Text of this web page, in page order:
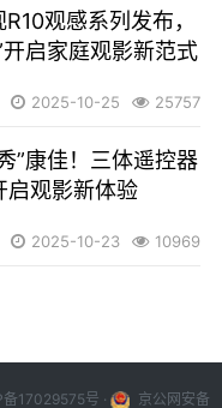
观感系列发布，
开启家庭观影新范式
2025-10-25 25757
”康佳！三体遥控器
启观影新体验
2025-10-23 10969
备17029575号 · 京公网安备